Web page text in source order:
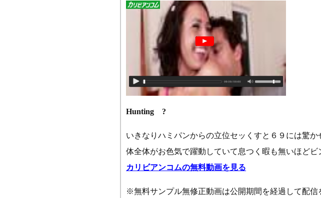
Hunting ?
いきなりハミパンからの立位セッくすと６９には驚
体全体がお色気で躍動していて息つく暇も無いほど
カリビアンコムの無料動画を見る
※無料サンプル無修正動画は公開期間を経過して配信